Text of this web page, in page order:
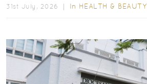
31st July, 2026 ｜ In HEALTH & BEAUTY